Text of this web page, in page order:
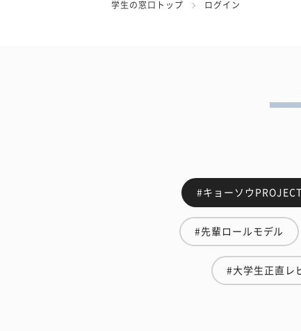
学生の窓口トップ ログイン
#キョーソウPROJECT
#先輩ロールモデル
#大学生正直レ